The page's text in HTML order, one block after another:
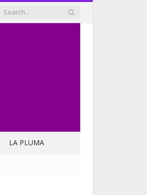
LA PLUMA